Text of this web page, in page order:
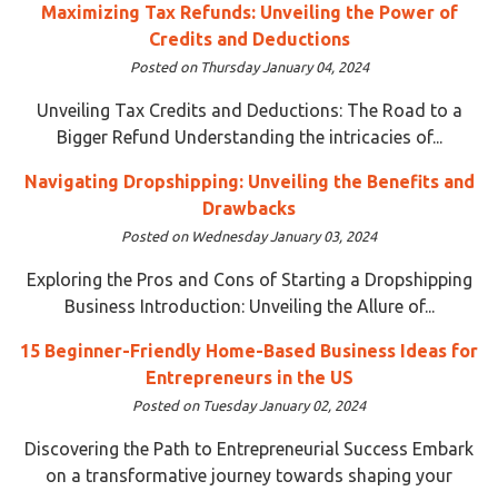
Maximizing Tax Refunds: Unveiling the Power of
Credits and Deductions
Posted on Thursday January 04, 2024
Unveiling Tax Credits and Deductions: The Road to a
Bigger Refund Understanding the intricacies of...
Navigating Dropshipping: Unveiling the Benefits and
Drawbacks
Posted on Wednesday January 03, 2024
Exploring the Pros and Cons of Starting a Dropshipping
Business Introduction: Unveiling the Allure of...
15 Beginner-Friendly Home-Based Business Ideas for
Entrepreneurs in the US
Posted on Tuesday January 02, 2024
Discovering the Path to Entrepreneurial Success Embark
on a transformative journey towards shaping your